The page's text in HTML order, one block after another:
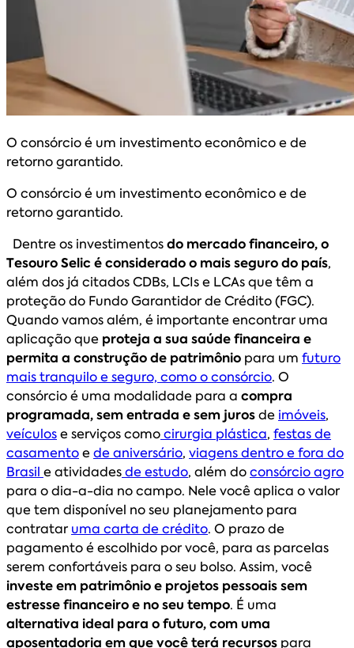
O consórcio é um investimento econômico e de
retorno garantido.
O consórcio é um investimento econômico e de
retorno garantido.
Dentre os investimentosdo mercado financeiro, o
Tesouro Selic é considerado o mais seguro do país,
além dos já citados CDBs, LCIs e LCAs que têm a
proteção do Fundo Garantidor de Crédito (FGC).
Quando vamos além, é importante encontrar uma
aplicação que proteja a sua saúde financeira e
permita a construção de patrimônio para um futuro
mais tranquilo e seguro, como o consórcio. O
consórcio é uma modalidade para a compra
programada, sem entrada e sem jurosde imóveis,
veículose serviços comocirurgia plástica, festas de
casamentoede aniversário, viagens dentro e fora do
Brasil e atividadesde estudo, além doconsórcio agro
para o dia-a-dia no campo. Nele você aplica o valor
que tem disponível no seu planejamento para
contratar uma carta de crédito. O prazo de
pagamento é escolhido por você, para as parcelas
serem confortáveis para o seu bolso. Assim, você
investe em patrimônio e projetos pessoais sem
estresse financeiro e no seu tempo. É uma
alternativa ideal para o futuro, com uma
aposentadoria em que você terá recursos para